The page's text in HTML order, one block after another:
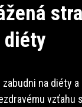
diéty
zabudni na diéty
vzťahu